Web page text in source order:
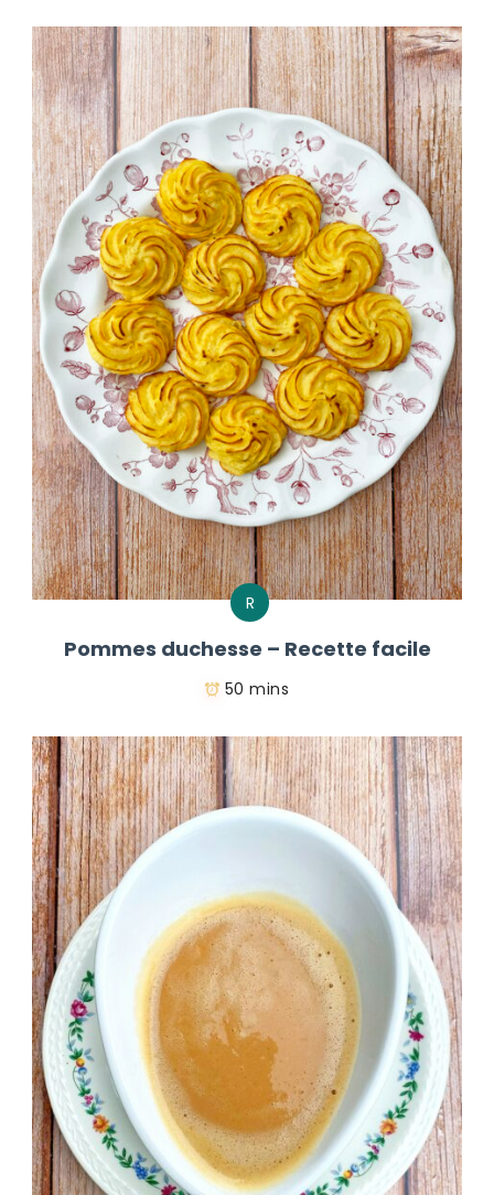
R
Pommes duchesse – Recette facile
50 mins